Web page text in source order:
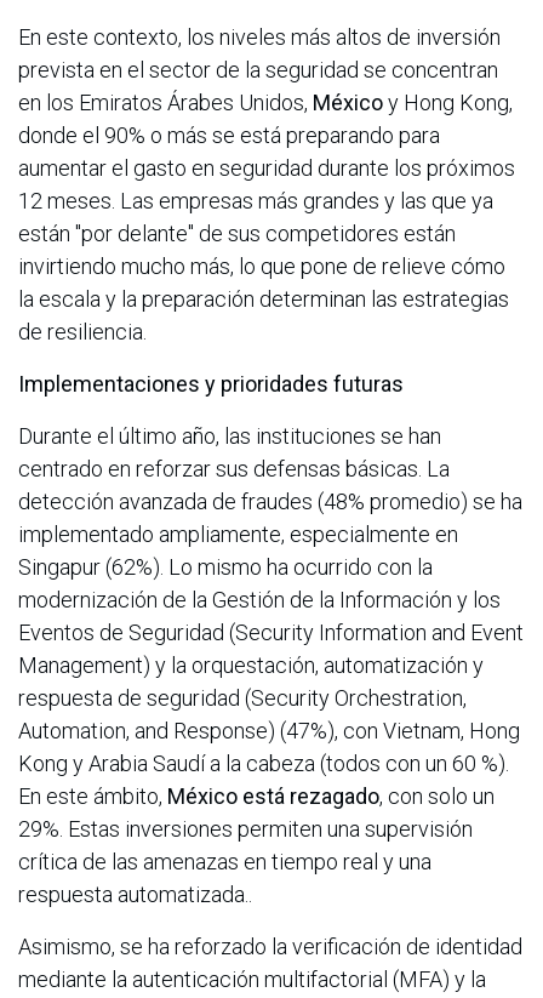
En este contexto, los niveles más altos de inversión
prevista en el sector de la seguridad se concentran
en los Emiratos Árabes Unidos, Méxicoy Hong Kong,
donde el 90% o más se está preparando para
aumentar el gasto en seguridad durante los próximos
12 meses. Las empresas más grandes y las que ya
están "por delante" de sus competidores están
invirtiendo mucho más, lo que pone de relieve cómo
la escala y la preparación determinan las estrategias
de resiliencia.
Implementaciones y prioridades futuras
Durante el último año, las instituciones se han
centrado en reforzar sus defensas básicas. La
detección avanzada de fraudes (48% promedio) se ha
implementado ampliamente, especialmente en
Singapur (62%). Lo mismo ha ocurrido con la
modernización de la Gestión de la Información y los
Eventos de Seguridad (Security Information and Event
Management) y la orquestación, automatización y
respuesta de seguridad (Security Orchestration,
Automation, and Response) (47%), con Vietnam, Hong
Kong y Arabia Saudí a la cabeza (todos con un 60 %).
En este ámbito, México está rezagado, con solo un
29%. Estas inversiones permiten una supervisión
crítica de las amenazas en tiempo real y una
respuesta automatizada..
Asimismo, se ha reforzado la verificación de identidad
mediante la autenticación multifactorial (MFA) y la